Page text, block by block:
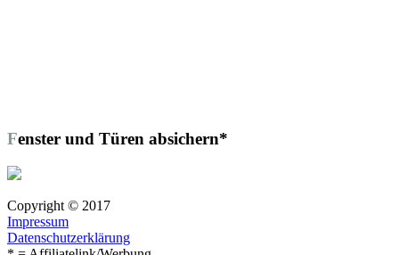
Fenster und Türen absichern*
Copyright © 2017
Impressum
Datenschutzerklärung